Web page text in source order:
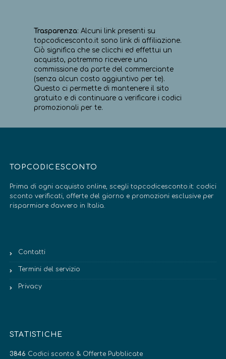
Trasparenza: Alcuni link presenti su
topcodicesconto.it sono link di affiliazione.
Ciò significa che se clicchi ed effettui un
acquisto, potremmo ricevere una
commissione da parte del commerciante
(senza alcun costo aggiuntivo per te).
Questo ci permette di mantenere il sito
gratuito e di continuare a verificare i codici
promozionali per te.
TOPCODICESCONTO
Prima di ogni acquisto online, scegli topcodicesconto.it: codici
sconto verificati, offerte del giorno e promozioni esclusive per
risparmiare davvero in Italia.
Contatti
Termini del servizio
Privacy
STATISTICHE
3846 Codici sconto & Offerte Pubblicate